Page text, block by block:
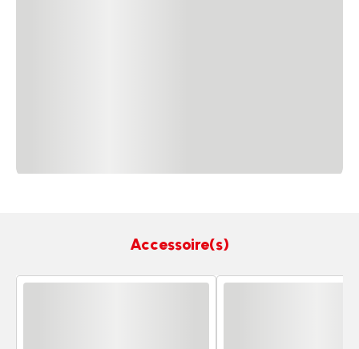
Accessoire(s)